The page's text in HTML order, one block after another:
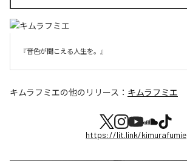
『音色が聞こえる人生を。』
キムラフミエの他のリリース： キムラフミエ
https://lit.link/kimurafumie